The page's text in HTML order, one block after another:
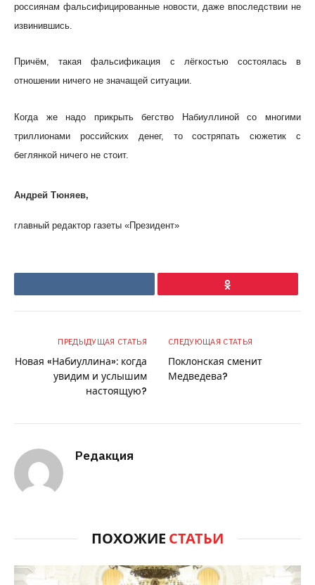
россиянам фальсифицированные новости, даже впоследствии не
извинившись.
Причём, такая фальсификация с лёгкостью состоялась в
отношении ничего не значащей ситуации.
Когда же надо прикрыть бегство Набиуллиной со многими
триллионами российских денег, то состряпать сюжетик с
беглянкой ничего не стоит.
Андрей Тюняев,
главный редактор газеты «Президент»
Ok
ПРЕДЫДУЩАЯ СТАТЬЯ
Новая «Набиуллина»: когда
увидим и услышим
настоящую?
СЛЕДУЮЩАЯ СТАТЬЯ
Поклонская сменит
Медведева?
Редакция
ПОХОЖИЕ СТАТЬИ